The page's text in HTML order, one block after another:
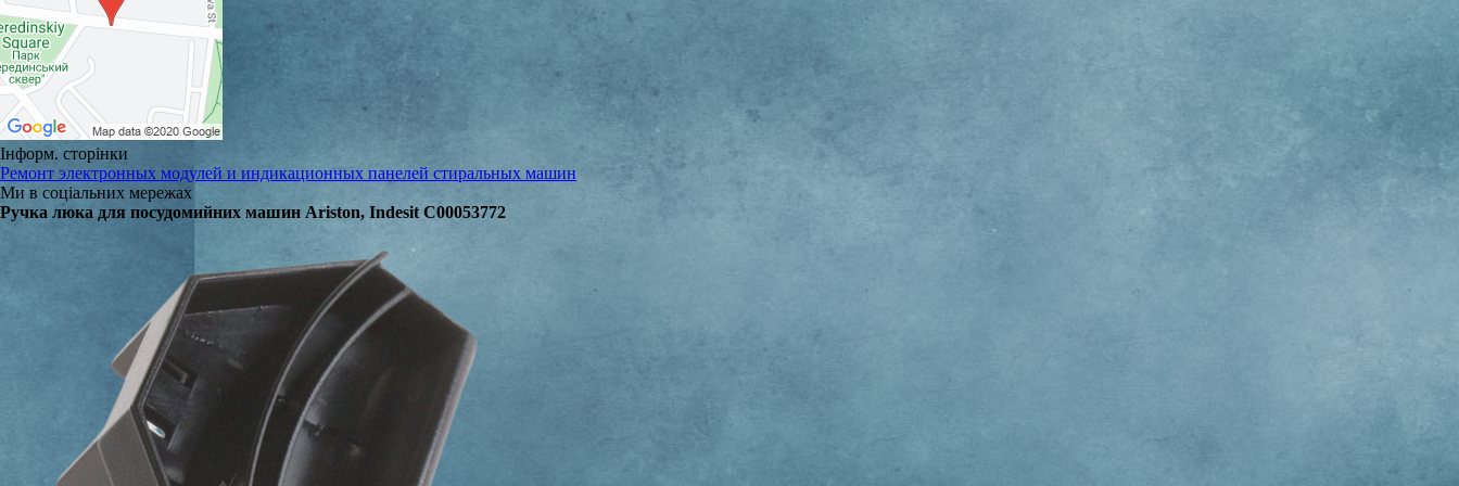
Інформ. сторінки
Ремонт электронных модулей и индикационных панелей стиральных машин
Ми в соціальних мережах
Ручка люка для посудомийних машин Ariston, Indesit C00053772